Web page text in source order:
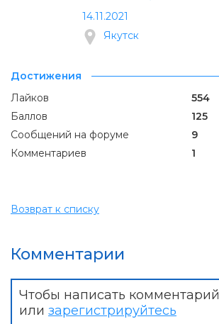
14.11.2021
Якутск
Достижения
Лайков
554
Баллов
125
Сообщений на форуме
9
Комментариев
1
Возврат к списку
Комментарии
Чтобы написать комментарий
или зарегистрируйтесь